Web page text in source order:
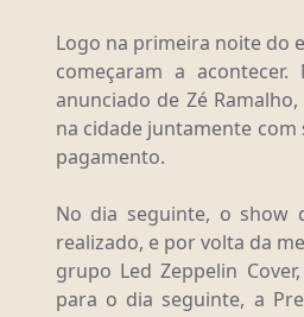
Logo na primeira noite do
começaram a
anunciado de Zé
na cidade juntamente
pagamento.
No dia seguinte, o show
realizado, e por volta da
grupo Led Zeppelin
para o dia seguinte, a